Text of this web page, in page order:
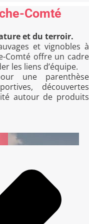
Comté
et du terroir.
et vignobles à
Comté offre un cadre
les liens d’équipe.
une parenthèse
découvertes
autour de produits